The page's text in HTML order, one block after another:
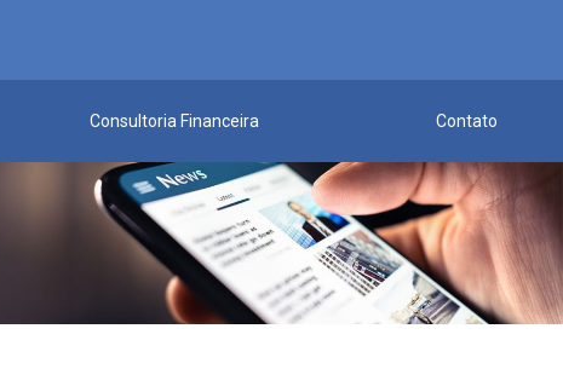
Consultoria Financeira Contato